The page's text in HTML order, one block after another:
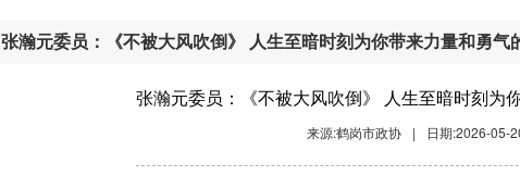
张瀚元委员：《不被大风吹倒》 人生至暗时刻为你带来力量和勇气
张瀚元委员：《不被大风吹倒》 人生至暗时刻为
来源:鹤岗市政协
| 日期:2026-05-